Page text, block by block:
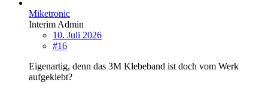
Miketronic
Interim Admin
10. Juli 2026
#16
Eigenartig, denn das 3M Klebeband ist doch vom Werk
aufgeklebt?